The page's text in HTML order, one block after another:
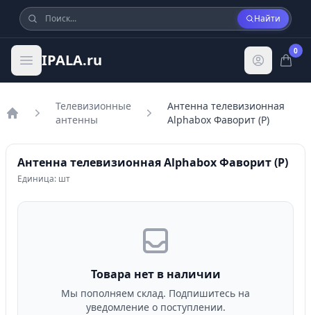
Найти
IPALA.ru
0
Телевизионные
антенны
Антенна телевизионная
Alphabox Фаворит (Р)
Антенна телевизионная Alphabox Фаворит (Р)
Единица: шт
Товара нет в наличии
Мы пополняем склад. Подпишитесь на
уведомление о поступлении.